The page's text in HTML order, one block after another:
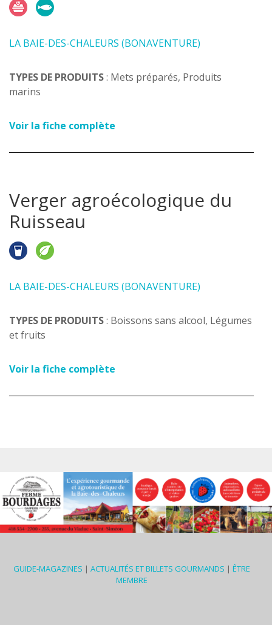
LA BAIE-DES-CHALEURS (BONAVENTURE)
TYPES DE PRODUITS: Mets préparés, Produits
marins
Voir la fiche complète
Verger agroécologique du
Ruisseau
LA BAIE-DES-CHALEURS (BONAVENTURE)
TYPES DE PRODUITS: Boissons sans alcool, Légumes
et fruits
Voir la fiche complète
GUIDE-MAGAZINES | ACTUALITÉS ET BILLETS GOURMANDS | ÊTRE
MEMBRE